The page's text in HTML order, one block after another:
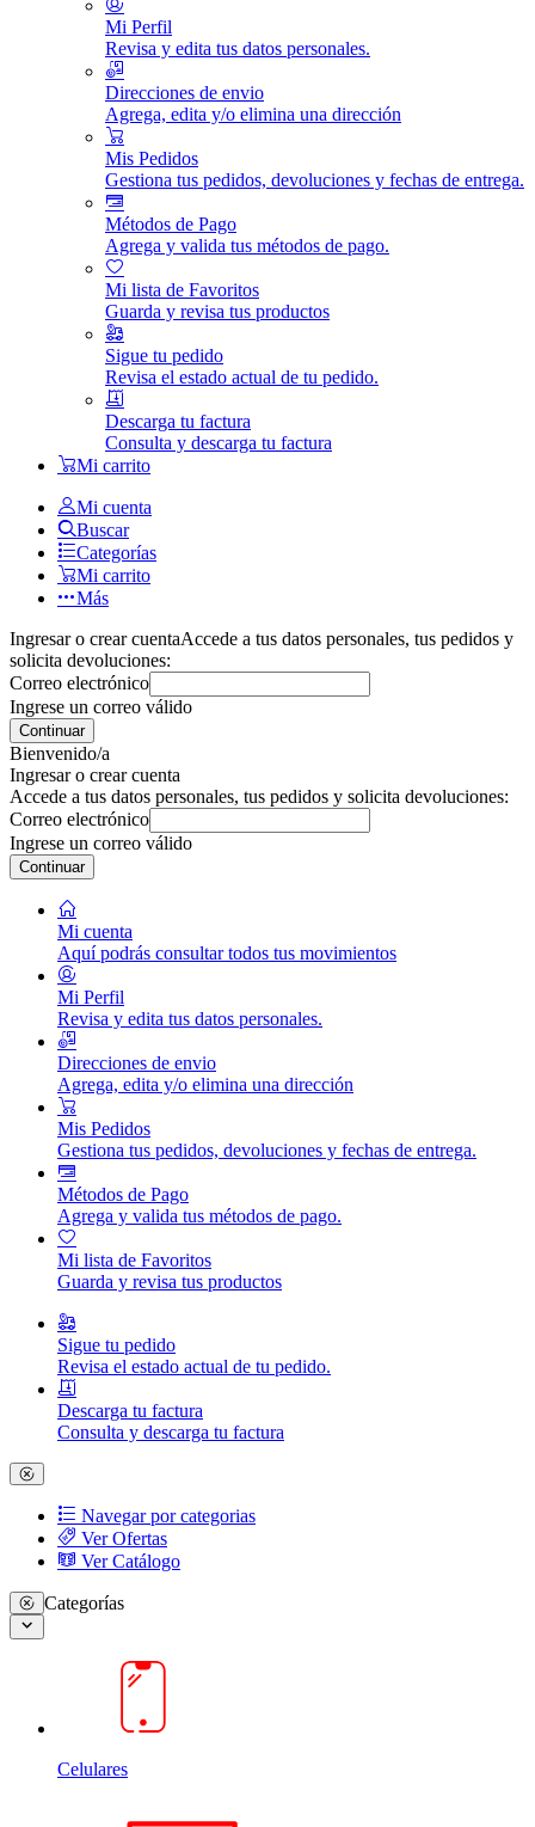
Mi Perfil
Revisa y edita tus datos personales.
Direcciones de envio
Agrega, edita y/o elimina una dirección
Mis Pedidos
Gestiona tus pedidos, devoluciones y fechas de entrega.
Métodos de Pago
Agrega y valida tus métodos de pago.
Mi lista de Favoritos
Guarda y revisa tus productos
Sigue tu pedido
Revisa el estado actual de tu pedido.
Descarga tu factura
Consulta y descarga tu factura
Mi carrito
Mi cuenta
Buscar
Categorías
Mi carrito
Más
Ingresar o crear cuentaAccede a tus datos personales, tus pedidos y
solicita devoluciones:
Correo electrónico
Ingrese un correo válido
Continuar
Bienvenido/a
Ingresar o crear cuenta
Accede a tus datos personales, tus pedidos y solicita devoluciones:
Correo electrónico
Ingrese un correo válido
Continuar
Mi cuenta
Aquí podrás consultar todos tus movimientos
Mi Perfil
Revisa y edita tus datos personales.
Direcciones de envio
Agrega, edita y/o elimina una dirección
Mis Pedidos
Gestiona tus pedidos, devoluciones y fechas de entrega.
Métodos de Pago
Agrega y valida tus métodos de pago.
Mi lista de Favoritos
Guarda y revisa tus productos
Sigue tu pedido
Revisa el estado actual de tu pedido.
Descarga tu factura
Consulta y descarga tu factura
Navegar por categorias
Ver Ofertas
Ver Catálogo
Categorías
Celulares